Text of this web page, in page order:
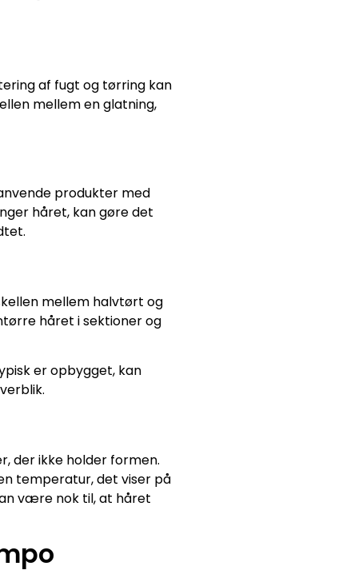
af fugt og tørring kan
mellem en glatning,
produkter med
håret, kan gøre det
mellem halvtørt og
håret i sektioner og
er opbygget, kan
der ikke holder formen.
temperatur, det viser på
være nok til, at håret